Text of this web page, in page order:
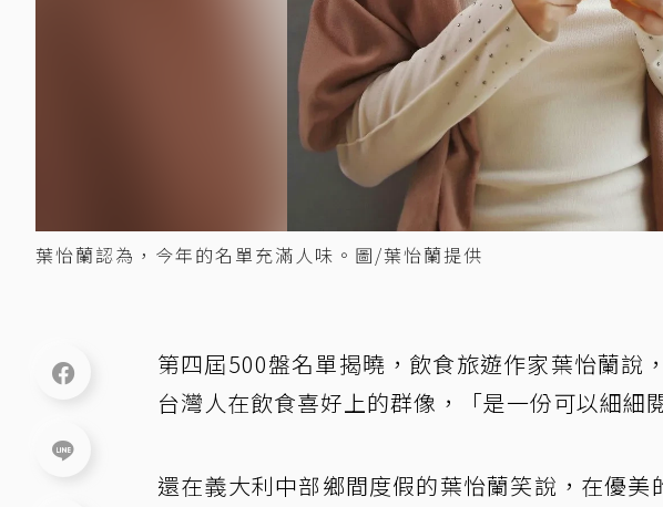
葉怡蘭認為，今年的名單充滿人味。圖/葉怡蘭提供
第四屆500盤名單揭曉，飲食旅遊作家葉怡蘭說
台灣人在飲食喜好上的群像，「是一份可以細細
還在義大利中部鄉間度假的葉怡蘭笑說，在優